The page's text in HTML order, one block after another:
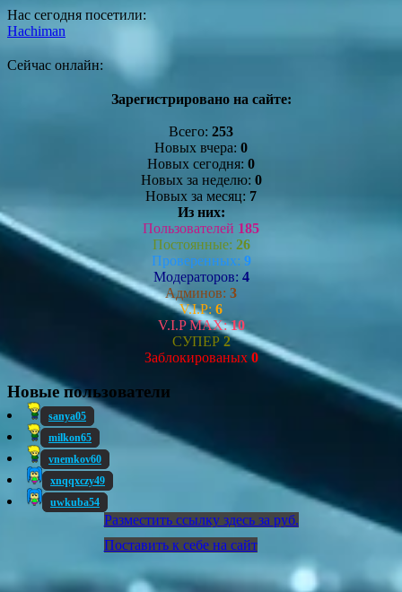
Нас сегодня посетили:
Hachiman
Сейчас онлайн:
Зарегистрировано на сайте:
Всего: 253
Новых вчера: 0
Новых сегодня: 0
Новых за неделю: 0
Новых за месяц: 7
Из них:
Пользователей 185
Постоянные: 26
Проверенных: 9
Модераторов: 4
Админов: 3
V.I.P: 6
V.I.P MAX:10
СУПЕР 2
Заблокированых 0
Новые пользователи
sanya05
milkon65
vnemkov60
xnqqxczy49
uwkuba54
Разместить ссылку здесь за руб.
Поставить к себе на сайт